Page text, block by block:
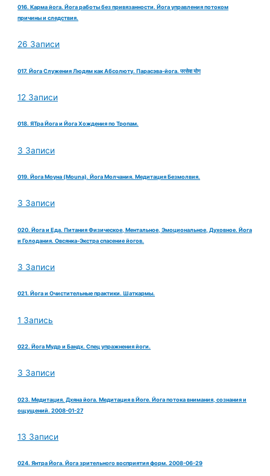
016. Карма йога. Йога работы без привязанности. Йога управления потоком
причины и следствия.
26 Записи
017. Йога Служения Людям как Абсолюту. Парасэва-йога. परसेवा योग
12 Записи
018. ЯТра Йога и Йога Хождения по Тропам.
3 Записи
019. Йога Моуна (Mouna). Йога Молчания. Медитация Безмолвия.
3 Записи
020. Йога и Еда. Питания Физическое, Ментальное, Эмоциональное, Духовное. Йога
и Голодания. Овсянка-Экстра спасение йогов.
3 Записи
021. Йога и Очистительные практики. Шаткармы.
1 Запись
022. Йога Мудр и Бандх. Спец упражнения йоги.
3 Записи
023. Медитация. Дхяна йога. Медитация в Йоге. Йога потока внимания, сознания и
ощущений. 2008-01-27
13 Записи
024. Янтра Йога. Йога зрительного восприятия форм. 2008-06-29